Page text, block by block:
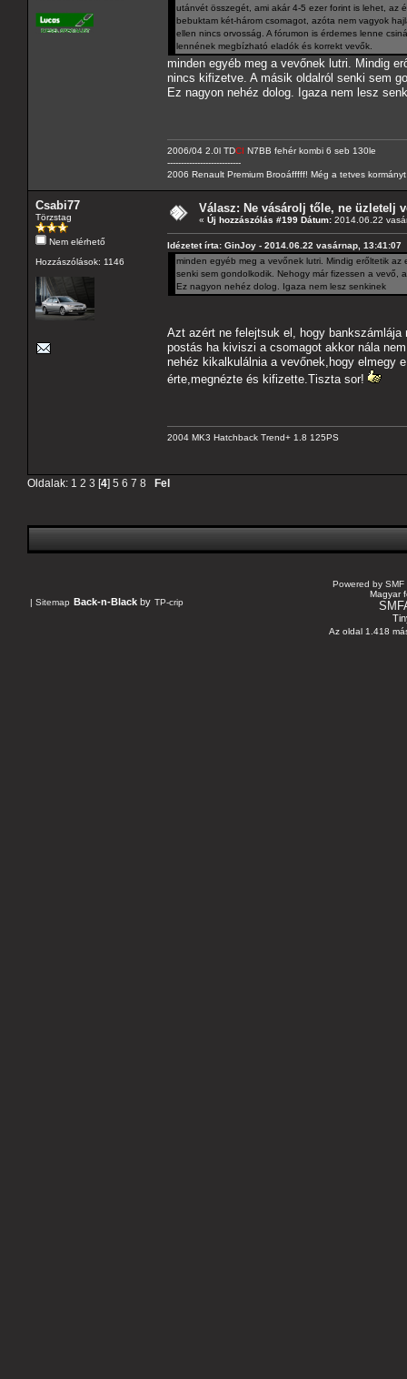
utánvét összegét, ami akár 4-5 ezer forint is lehet, az
bebuktam két-három csomagot, azóta nem vagyok
ellen nincs orvosság. A fórumon is érdemes lenne
lennének megbízható eladók és korrekt vevők.
minden egyéb meg a vevőnek lutri. Mindig
nincs kifizetve. A másik oldalról senki sem
Ez nagyon nehéz dolog. Igaza nem lesz
2006/04 2.0l TDCI N7BB fehér kombi 6 seb 130le
---------------------------
2006 Renault Premium Brooáfffff! Még a tetves
Csabi77
Törzstag
Nem elérhető
Hozzászólások: 1146
Válasz: Ne vásárolj tőle, ne üzletelj
« Új hozzászólás #199 Dátum: 2014.06.22
Idézetet írta: GinJoy - 2014.06.22 vasárnap, 13:41:07
minden egyéb meg a vevőnek lutri. Mindig erőltetik
senki sem gondolkodik. Nehogy már fizessen a vevő,
Ez nagyon nehéz dolog. Igaza nem lesz senkinek
Azt azért ne felejtsuk el, hogy
postás ha kiviszi a csomagot akkor nála
nehéz kikalkulálnia a vevőnek,hogy elmegy
érte,megnézte és kifizette.Tiszta sor!
2004 MK3 Hatchback Trend+ 1.8 125PS
Oldalak: 1 2 3 [4] 5 6 7 8 Fel
| Sitemap Back-n-Black by TP-crip
Powered by SMF
Magyar
Az oldal 1.418